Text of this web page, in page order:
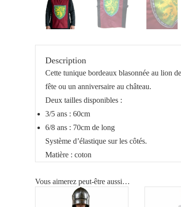
Description
Cette tunique bordeaux blasonnée au lion
fête ou un anniversaire au château.
Deux tailles disponibles :
3/5 ans : 60cm
6/8 ans : 70cm de long
Système d’élastique sur les côtés.
Matière : coton
Vous aimerez peut-être aussi…